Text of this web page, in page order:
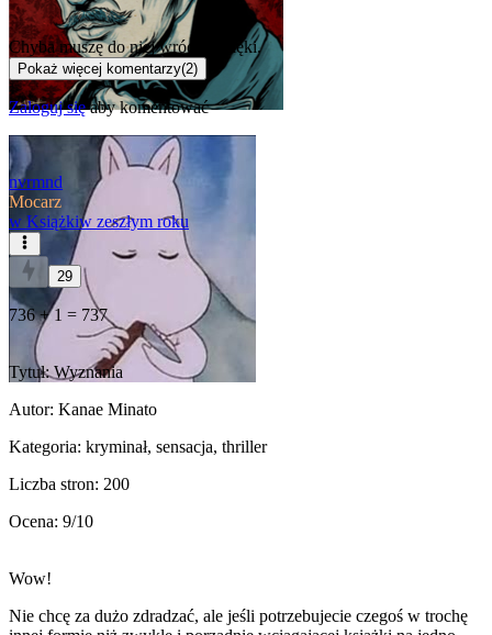
Chyba muszę do niej wrócić, dzięki.
Pokaż więcej komentarzy(2)
Zaloguj sięaby komentować
nvrmnd
Mocarz
w Książkiw zeszłym roku
29
736 + 1 = 737
Tytuł: Wyznania
Autor: Kanae Minato
Kategoria: kryminał, sensacja, thriller
Liczba stron: 200
Ocena: 9/10
Wow!
Nie chcę za dużo zdradzać, ale jeśli potrzebujecie czegoś w trochę